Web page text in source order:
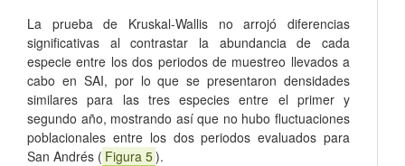
La prueba de Kruskal-Wallis no arrojó diferencias
significativas al contrastar la abundancia de cada
especie entre los dos periodos de muestreo llevados a
cabo en SAI, por lo que se presentaron densidades
similares para las tres especies entre el primer y
segundo año, mostrando así que no hubo fluctuaciones
poblacionales entre los dos periodos evaluados para
San Andrés ( Figura 5).